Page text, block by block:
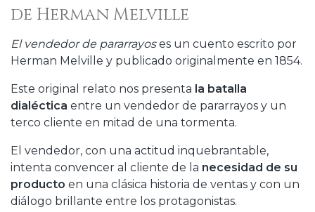
de Herman Melville
El vendedor de pararrayoses un cuento escrito por
Herman Melville y publicado originalmente en 1854.
Este original relato nos presenta la batalla
dialéctica entre un vendedor de pararrayos y un
terco cliente en mitad de una tormenta.
El vendedor, con una actitud inquebrantable,
intenta convencer al cliente de la necesidad de su
producto en una clásica historia de ventas y con un
diálogo brillante entre los protagonistas.